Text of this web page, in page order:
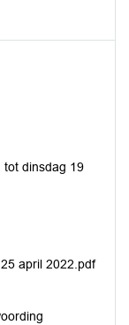
tot dinsdag 19
april 2022.pdf